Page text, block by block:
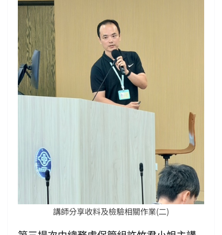
講師分享收料及檢驗相關作業(二)